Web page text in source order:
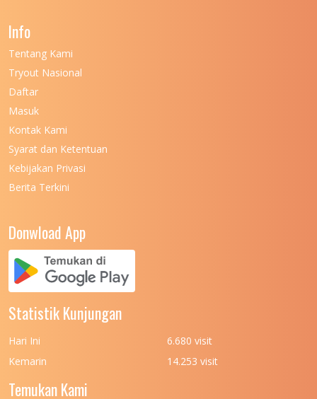
UNIVERSITAS NEGERI KHAIRUN
UNIVERSITAS NEGERI MEDAN
UNIVERSITAS NEGERI PADANG
UNIVERSITAS NUSA CENDANA
UNIVERSITAS PADJADJARAN
UNIVERSITAS PATTIMURA
(UPN) VETERAN JAKARTA
UNIVERSITAS PEMBANGUNAN NASIONAL
Info
Tentang Kami
Tryout Nasional
Daftar
Masuk
Kontak Kami
Syarat dan Ketentuan
Kebijakan Privasi
Berita Terkini
Donwload App
Statistik Kunjungan
Hari Ini
6.680 visit
Kemarin
14.253 visit
Temukan Kami